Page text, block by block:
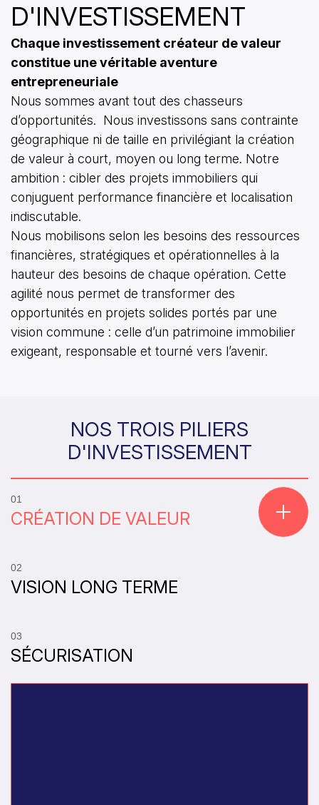
D'INVESTISSEMENT
Chaque investissement créateur de valeur
constitue une véritable aventure
entrepreneuriale
Nous sommes avant tout des chasseurs
d’opportunités. Nous investissons sans contrainte
géographique ni de taille en privilégiant la création
de valeur à court, moyen ou long terme. Notre
ambition : cibler des projets immobiliers qui
conjuguent performance financière et localisation
indiscutable.
Nous mobilisons selon les besoins des ressources
financières, stratégiques et opérationnelles à la
hauteur des besoins de chaque opération. Cette
agilité nous permet de transformer des
opportunités en projets solides portés par une
vision commune : celle d’un patrimoine immobilier
exigeant, responsable et tourné vers l’avenir.
NOS TROIS PILIERS
D'INVESTISSEMENT
01
CRÉATION DE VALEUR
02
VISION LONG TERME
03
SÉCURISATION